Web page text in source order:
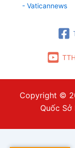
- Vaticannews
Copyright ©
Quốc